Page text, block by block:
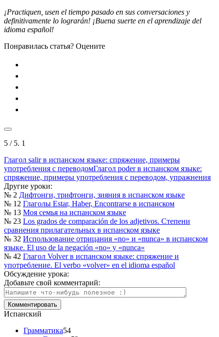
¡Practiquen, usen el tiempo pasado en sus conversaciones y
definitivamente lo lograrán! ¡Buena suerte en el aprendizaje del
idioma español!
Понравилась статья? Оцените
5 / 5. 1
Глагол salir в испанском языке: спряжение, примеры
употребления с переводомГлагол poder в испанском языке:
спряжение, примеры употребления с переводом, упражнения
Другие уроки:
№ 2 Дифтонги, трифтонги, зияния в испанском языке
№ 12 Глаголы Estar, Haber, Encontrarse в испанском
№ 13 Моя семья на испанском языке
№ 23 Los grados de comparación de los adjetivos. Степени
сравнения прилагательных в испанском языке
№ 32 Использование отрицания «no» и «nunca» в испанском
языке. El uso de la negación «no» y «nunca»
№ 42 Глагол Volver в испанском языке: спряжение и
употребление. El verbo «volver» en el idioma español
Обсуждение урока:
Добавьте свой комментарий:
Испанский
Грамматика54